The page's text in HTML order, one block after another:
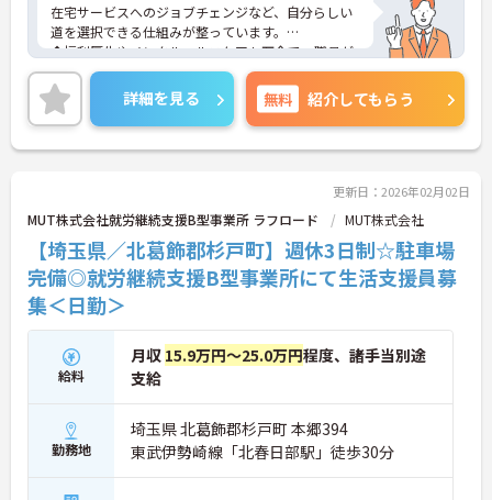
在宅サービスへのジョブチェンジなど、自分らしい
道を選択できる仕組みが整っています。
◆福利厚生やメンタルヘルスケアも万全で、職員が
心身ともに健康で、長く誇りを持って働ける環境づ
くりを追求している法人です。
◆入社後は研修施設での座学に加え、現場では先輩
社員との同行訪問（OJT）で実務をしっかり学べま
す。久しぶりのお仕事復帰で不安な方でも、自信を
◆ライフサポートも手厚く、育児休業は最長3年間
取得可能で、復職後もお子さんが9歳になるまで時
短勤務が選べるなど、子育てと仕事の両立を強力に
バックアップします。
詳細を見る 無料 紹介してもらう
更新日：2026年02月02日
MUT株式会社就労継続支援B型事業所 ラフロード MUT株式会社
【埼玉県／北葛飾郡杉戸町】週休3日制☆駐車場
完備◎就労継続支援B型事業所にて生活支援員募
集＜日勤＞
給料
月収 15.9万円～25.0万円程度、諸手当別途
支給
勤務地
埼玉県 北葛飾郡杉戸町 本郷394
東武伊勢崎線「北春日部駅」徒歩30分